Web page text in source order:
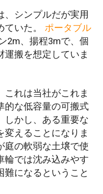
、シンプルだが実用
いた。 ポータブル
2m、揚程3mで、個
搬を想定していま
れは当社がこれま
的な低容量の可搬式
しかし、ある重要な
えることになりま
庭の軟弱な土壌で使
輪では沈み込みやす
難になるということ